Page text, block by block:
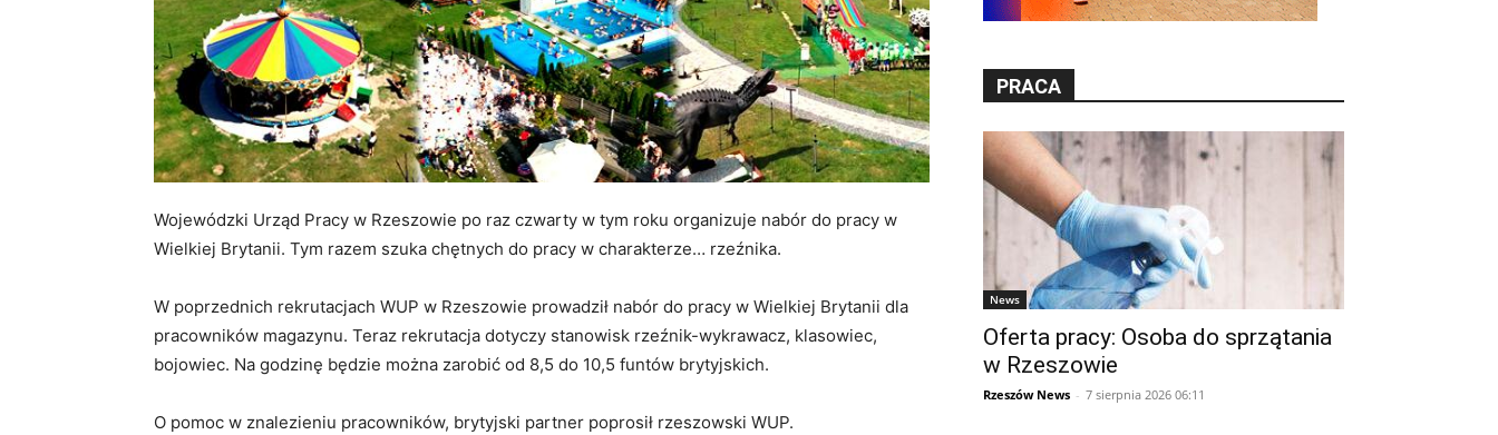
Wojewódzki Urząd Pracy w Rzeszowie po raz czwarty w tym roku organizuje nabór do pracy w
Wielkiej Brytanii. Tym razem szuka chętnych do pracy w charakterze… rzeźnika.
W poprzednich rekrutacjach WUP w Rzeszowie prowadził nabór do pracy w Wielkiej Brytanii dla
pracowników magazynu. Teraz rekrutacja dotyczy stanowisk rzeźnik-wykrawacz, klasowiec,
bojowiec. Na godzinę będzie można zarobić od 8,5 do 10,5 funtów brytyjskich.
O pomoc w znalezieniu pracowników, brytyjski partner poprosił rzeszowski WUP.
PRACA
News
Oferta pracy: Osoba do sprzątania
w Rzeszowie
Rzeszów News - 7 sierpnia 2026 06:11